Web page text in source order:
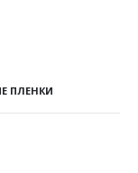
ПЛЕНКИ